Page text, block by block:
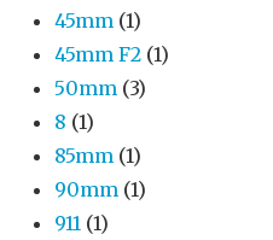
45mm (1)
45mm F2 (1)
50mm (3)
8 (1)
85mm (1)
90mm (1)
911 (1)